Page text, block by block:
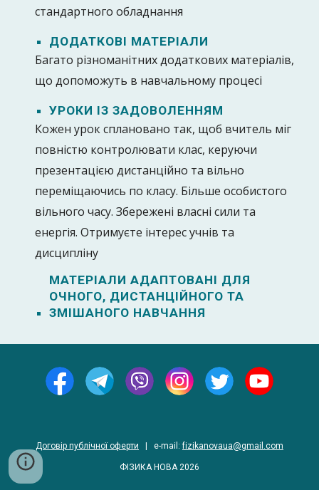
стандартного обладнання
ДОДАТКОВІ МАТЕРІАЛИ
Багато різноманітних додаткових матеріалів,
що допоможуть в навчальному процесі
УРОКИ ІЗ ЗАДОВОЛЕННЯМ
Кожен урок сплановано так, щоб вчитель міг
повністю контролювати клас, керуючи
презентацією дистанційно та вільно
переміщаючись по класу. Більше особистого
вільного часу. Збережені власні сили та
енергія. Отримуєте інтерес учнів та
дисципліну
МАТЕРІАЛИ АДАПТОВАНІ ДЛЯ
ОЧНОГО, ДИСТАНЦІЙНОГО ТА
ЗМІШАНОГО НАВЧАННЯ
Договір публічної оферти e-mail :fizikanovaua@gmail.com
ФІЗИКА НОВА 2026